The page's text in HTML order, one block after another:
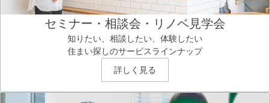
セミナー・相談会・リノベ見学会
知りたい、相談したい、体験したい
住まい探しのサービスラインナップ
詳しく見る